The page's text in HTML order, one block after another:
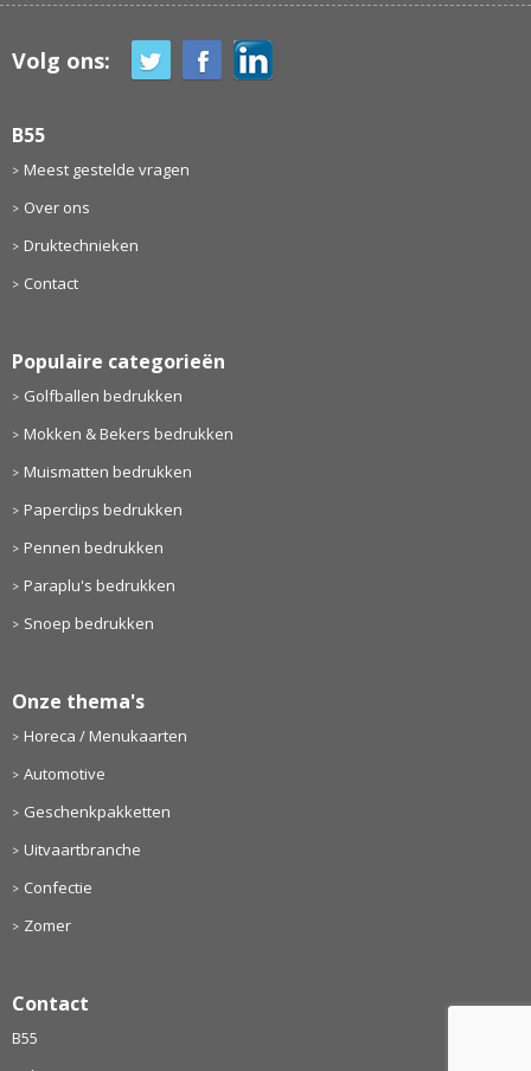
Volg ons:
B55
Meest gestelde vragen
Over ons
Druktechnieken
Contact
Populaire categorieën
Golfballen bedrukken
Mokken & Bekers bedrukken
Muismatten bedrukken
Paperclips bedrukken
Pennen bedrukken
Paraplu's bedrukken
Snoep bedrukken
Onze thema's
Horeca / Menukaarten
Automotive
Geschenkpakketten
Uitvaartbranche
Confectie
Zomer
Contact
B55